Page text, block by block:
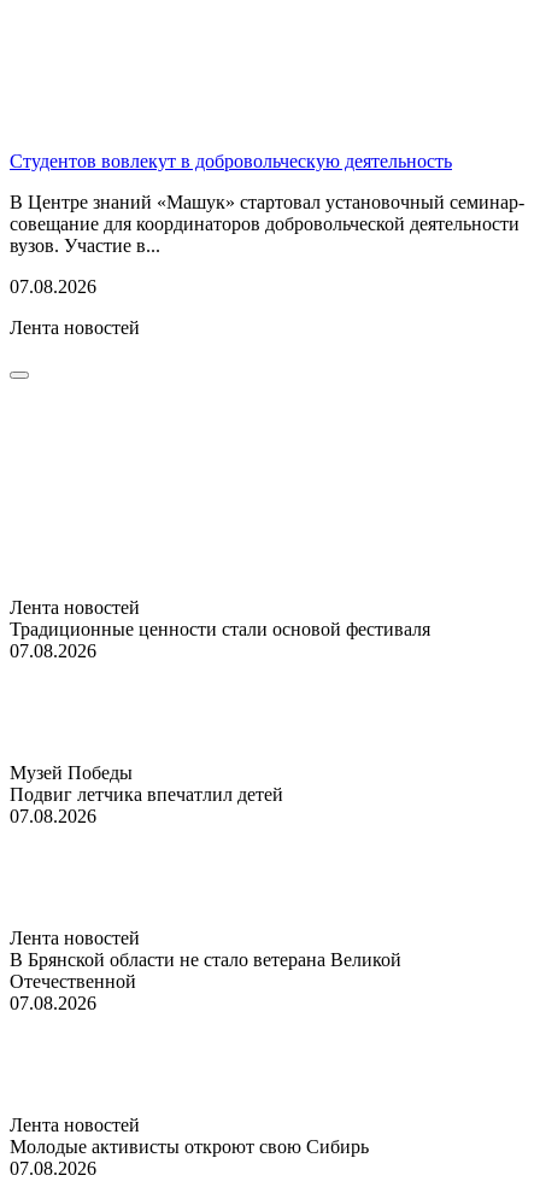
Студентов вовлекут в добровольческую деятельность
В Центре знаний «Машук» стартовал установочный семинар-
совещание для координаторов добровольческой деятельности
вузов. Участие в...
07.08.2026
Лента новостей
Лента новостей
Традиционные ценности стали основой фестиваля
07.08.2026
Музей Победы
Подвиг летчика впечатлил детей
07.08.2026
Лента новостей
В Брянской области не стало ветерана Великой
Отечественной
07.08.2026
Лента новостей
Молодые активисты откроют свою Сибирь
07.08.2026